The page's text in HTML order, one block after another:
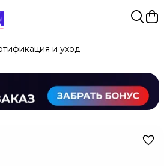
и уход